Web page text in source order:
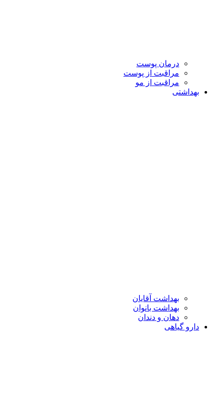
درمان پوست
مراقبت از پوست
مراقبت از مو
بهداشتی
بهداشت آقایان
بهداشت بانوان
دهان و دندان
دارو گیاهی